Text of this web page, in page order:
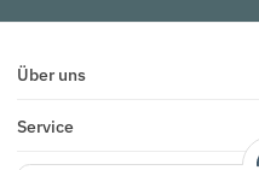
Über uns
Service